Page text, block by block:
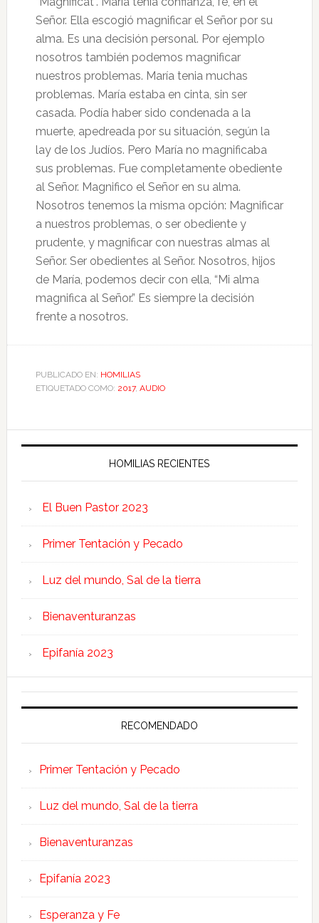
Señor. Ella escogió magnificar el Señor por su
alma. Es una decisión personal. Por ejemplo
nosotros también podemos magnificar
nuestros problemas. María tenia muchas
problemas. María estaba en cinta, sin ser
casada. Podía haber sido condenada a la
muerte, apedreada por su situación, según la
lay de los Judíos. Pero María no magnificaba
sus problemas. Fue completamente obediente
al Señor. Magnifico el Señor en su alma.
Nosotros tenemos la misma opción: Magnificar
a nuestros problemas, o ser obediente y
prudente, y magnificar con nuestras almas al
Señor. Ser obedientes al Señor. Nosotros, hijos
de María, podemos decir con ella, “Mi alma
magnifica al Señor.” Es siempre la decisión
frente a nosotros.
PUBLICADO EN: HOMILIAS
ETIQUETADO COMO: 2017, AUDIO
HOMILIAS RECIENTES
El Buen Pastor 2023
Primer Tentación y Pecado
Luz del mundo, Sal de la tierra
Bienaventuranzas
Epifanía 2023
RECOMENDADO
Primer Tentación y Pecado
Luz del mundo, Sal de la tierra
Bienaventuranzas
Epifanía 2023
Esperanza y Fe